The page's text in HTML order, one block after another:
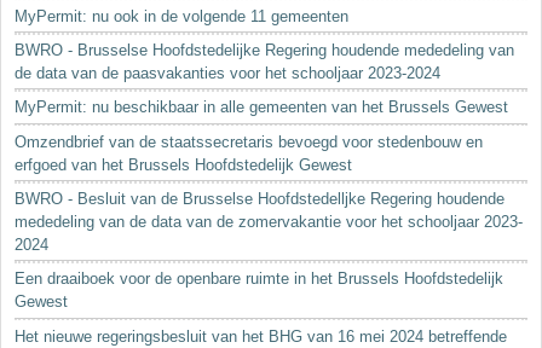
MyPermit: nu ook in de volgende 11 gemeenten
BWRO - Brusselse Hoofdstedelijke Regering houdende mededeling van
de data van de paasvakanties voor het schooljaar 2023-2024
MyPermit: nu beschikbaar in alle gemeenten van het Brussels Gewest
Omzendbrief van de staatssecretaris bevoegd voor stedenbouw en
erfgoed van het Brussels Hoofdstedelijk Gewest
BWRO - Besluit van de Brusselse Hoofdstedelljke Regering houdende
mededeling van de data van de zomervakantie voor het schooljaar 2023-
2024
Een draaiboek voor de openbare ruimte in het Brussels Hoofdstedelijk
Gewest
Het nieuwe regeringsbesluit van het BHG van 16 mei 2024 betreffende